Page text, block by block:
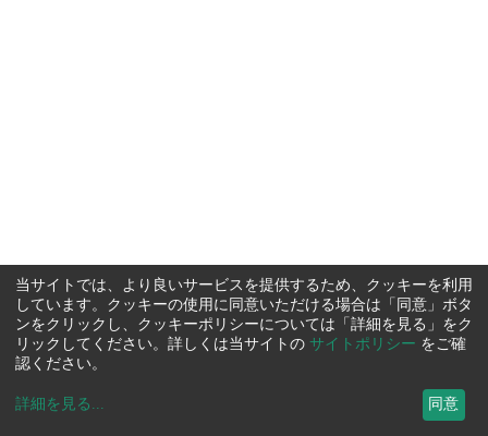
当サイトでは、より良いサービスを提供するため、クッキーを利用
しています。クッキーの使用に同意いただける場合は「同意」ボタ
ンをクリックし、クッキーポリシーについては「詳細を見る」をク
リックしてください。詳しくは当サイトの サイトポリシー をご確
認ください。
詳細を見る ... 同意